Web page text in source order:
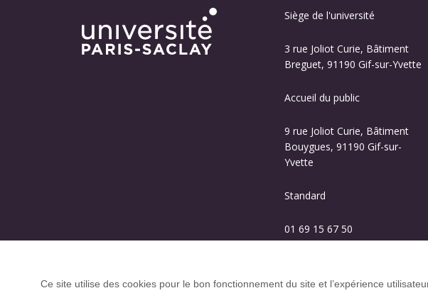
Siège de l'université
3 rue Joliot Curie, Bâtiment
Breguet, 91190 Gif-sur-Yvette
Accueil du public
9 rue Joliot Curie, Bâtiment
Bouygues, 91190 Gif-sur-
Yvette
Standard
01 69 15 67 50
Ce site utilise des cookies pour le bon fonctionnement du site et l’expérience